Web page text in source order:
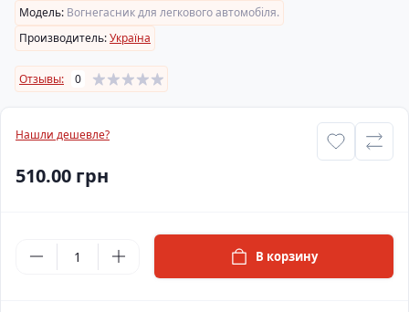
Модель: Вогнегасник для легкового автомобіля.
Производитель:Україна
Отзывы: 0
Нашли дешевле?
510.00 грн
В корзину